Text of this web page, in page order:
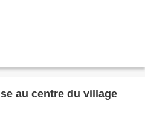
au centre du village